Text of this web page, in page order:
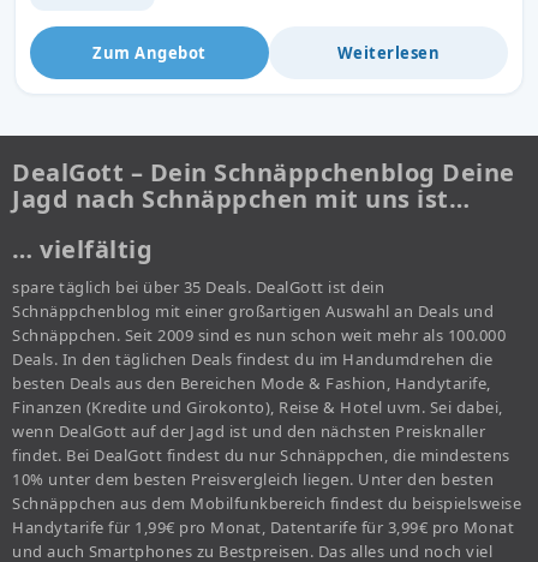
Zum Angebot Weiterlesen
DealGott – Dein Schnäppchenblog Deine
Jagd nach Schnäppchen mit uns ist…
… vielfältig
spare täglich bei über 35 Deals. DealGott ist dein
Schnäppchenblog mit einer großartigen Auswahl an Deals und
Schnäppchen. Seit 2009 sind es nun schon weit mehr als 100.000
Deals. In den täglichen Deals findest du im Handumdrehen die
besten Deals aus den Bereichen Mode & Fashion, Handytarife,
Finanzen (Kredite und Girokonto), Reise & Hotel uvm. Sei dabei,
wenn DealGott auf der Jagd ist und den nächsten Preisknaller
findet. Bei DealGott findest du nur Schnäppchen, die mindestens
10% unter dem besten Preisvergleich liegen. Unter den besten
Schnäppchen aus dem Mobilfunkbereich findest du beispielsweise
Handytarife für 1,99€ pro Monat, Datentarife für 3,99€ pro Monat
und auch Smartphones zu Bestpreisen. Das alles und noch viel